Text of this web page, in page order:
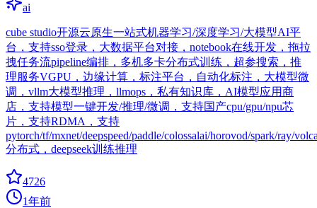
ai
cube studio开源云原生一站式机器学习/深度学习/大模型AI平
台，支持sso登录，大数据平台对接，notebook在线开发，拖拉
拽任务流pipeline编排，多机多卡分布式训练，超参搜索，推
理服务VGPU，边缘计算，标注平台，自动化标注，大模型微
调，vllm大模型推理，llmops，私有知识库，AI模型应用商
店，支持模型一键开发/推理/微调，支持国产cpu/gpu/npu芯
片，支持RDMA，支持
pytorch/tf/mxnet/deepspeed/paddle/colossalai/horovod/spark/ray/
分布式，deepseek训练推理
4726
1年前